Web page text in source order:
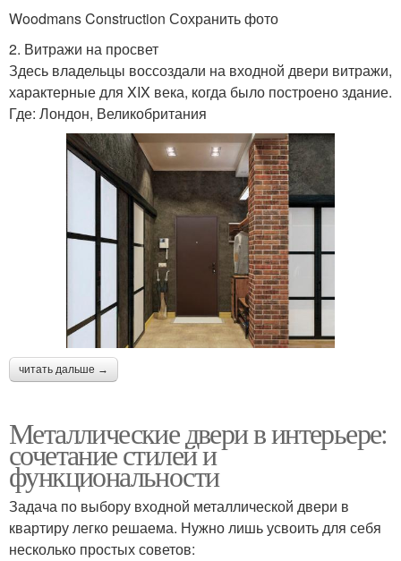
Woodmans Construction Сохранить фото
2. Витражи на просвет
Здесь владельцы воссоздали на входной двери витражи,
характерные для XIX века, когда было построено здание.
Где: Лондон, Великобритания
читать дальше →
Металлические двери в интерьере:
сочетание стилей и
функциональности
Задача по выбору входной металлической двери в
квартиру легко решаема. Нужно лишь усвоить для себя
несколько простых советов: